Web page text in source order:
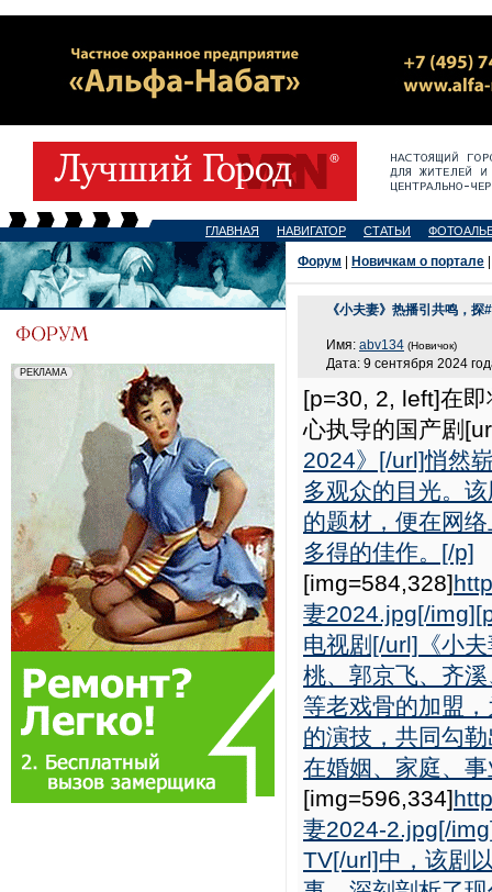
ГЛАВНАЯ НАВИГАТОР СТАТЬИ
Форум Новичкам о портале
《小夫妻》热播引共鸣，探#
Имя: abv134 (Новичок)
Дата: 9 сентября 2024
[p=30, 2, left]在
心执导的国产剧
2024》[/url]悄然
多观众的目光。
的题材，便在网
多得的佳作。[/p]
[img=584,328]
妻2024.jpg[/
电视剧[/url]《小
桃、郭京飞、齐
等老戏骨的加盟
的演技，共同勾
在婚姻、家庭、
[img=596,334]
妻2024-2.jpg[/
TV[/url]中，该剧